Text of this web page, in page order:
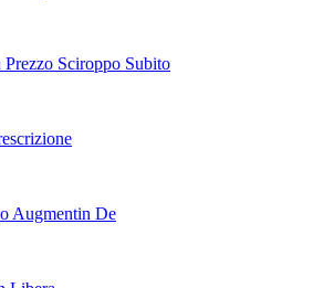
Sciroppo Subito
Augmentin De